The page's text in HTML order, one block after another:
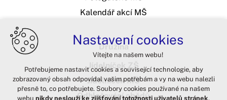
Kalendář akcí MŠ
Družina
Jídelníček ZŠ
Jídelníček MŠ
Odhlašování obědů
Nastavení cookies
Vítejte na našem webu!
Potřebujeme nastavit cookies a související technologie, aby
zobrazovaný obsah odpovídal vašim potřebám a vy na webu nalezli
přesně to, co potřebujete. Soubory cookies používané na našem
webu nikdy neslouží ke zjišťování totožnosti uživatelů stránek.